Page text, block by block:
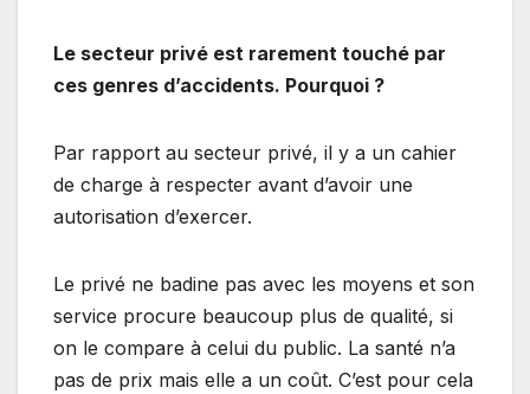
Le secteur privé est rarement touché par
ces genres d’accidents. Pourquoi ?
Par rapport au secteur privé, il y a un cahier
de charge à respecter avant d’avoir une
autorisation d’exercer.
Le privé ne badine pas avec les moyens et son
service procure beaucoup plus de qualité, si
on le compare à celui du public. La santé n’a
pas de prix mais elle a un coût. C’est pour cela